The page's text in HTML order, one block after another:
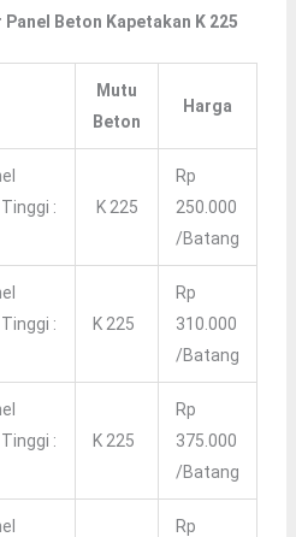
Beton Kapetakan K 225
Mutu
Beton
Harga
:
K 225
Rp
250.000
/batang
:
K 225
Rp
310.000
/batang
:
K 225
Rp
375.000
/batang
Rp